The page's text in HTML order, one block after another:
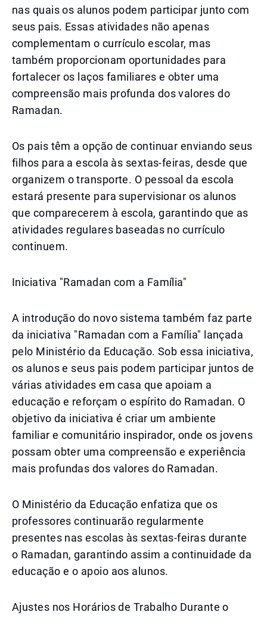
nas quais os alunos podem participar junto com
seus pais. Essas atividades não apenas
complementam o currículo escolar, mas
também proporcionam oportunidades para
fortalecer os laços familiares e obter uma
compreensão mais profunda dos valores do
Ramadan.
Os pais têm a opção de continuar enviando seus
filhos para a escola às sextas-feiras, desde que
organizem o transporte. O pessoal da escola
estará presente para supervisionar os alunos
que comparecerem à escola, garantindo que as
atividades regulares baseadas no currículo
continuem.
Iniciativa "Ramadan com a Família"
A introdução do novo sistema também faz parte
da iniciativa "Ramadan com a Família" lançada
pelo Ministério da Educação. Sob essa iniciativa,
os alunos e seus pais podem participar juntos de
várias atividades em casa que apoiam a
educação e reforçam o espírito do Ramadan. O
objetivo da iniciativa é criar um ambiente
familiar e comunitário inspirador, onde os jovens
possam obter uma compreensão e experiência
mais profundas dos valores do Ramadan.
O Ministério da Educação enfatiza que os
professores continuarão regularmente
presentes nas escolas às sextas-feiras durante
o Ramadan, garantindo assim a continuidade da
educação e o apoio aos alunos.
Ajustes nos Horários de Trabalho Durante o